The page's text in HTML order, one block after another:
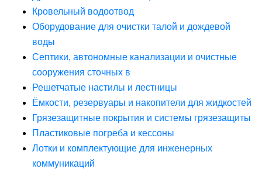
Кровельный водоотвод
Оборудование для очистки талой и дождевой
воды
Септики, автономные канализации и очистные
сооружения сточных в
Решетчатые настилы и лестницы
Ёмкости, резервуары и накопители для жидкостей
Грязезащитные покрытия и системы грязезащиты
Пластиковые погреба и кессоны
Лотки и комплектующие для инженерных
коммуникаций